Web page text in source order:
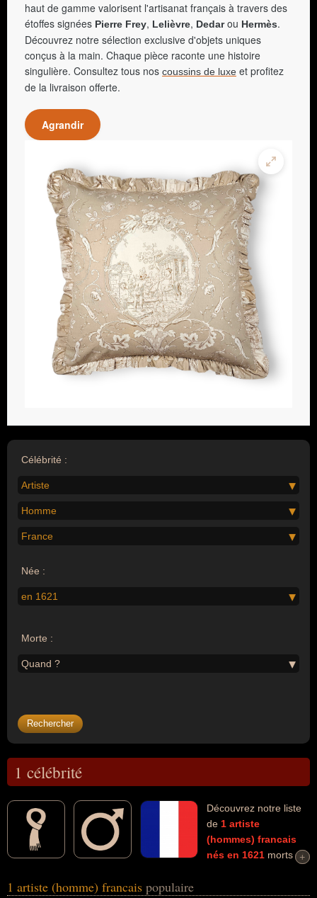
haut de gamme valorisent l'artisanat français à travers des
étoffes signées Pierre Frey, Lelièvre, Dedarou Hermès.
Découvrez notre sélection exclusive d'objets uniques
conçus à la main. Chaque pièce raconte une histoire
singulière. Consultez tous nos coussins de luxe et profitez
de la livraison offerte.
Agrandir
Célébrité :
Artiste
Homme
France
Née :
en 1621
Morte :
Quand ?
1 célébrité
Découvrez notre liste
de 1 artiste
(hommes) francais
nés en 1621 morts et
personnalités (de sexe masculin) peuvent avoir des liens variés
+
+
1 artiste (homme) francais populaire